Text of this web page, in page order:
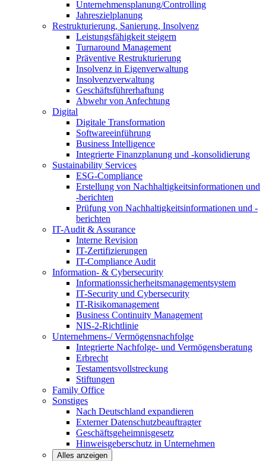
Unternehmensplanung/Controlling
Jahreszielplanung
Restrukturierung, Sanierung, Insolvenz
Leistungsfähigkeit steigern
Turnaround Management
Präventive Restrukturierung
Insolvenz in Eigenverwaltung
Insolvenzverwaltung
Geschäftsführerhaftung
Abwehr von Anfechtung
Digital
Digitale Transformation
Softwareeinführung
Business Intelligence
Integrierte Finanzplanung und -konsolidierung
Sustainability Services
ESG-Compliance
Erstellung von Nachhaltigkeitsinformationen und
-berichten
Prüfung von Nachhaltigkeitsinformationen und -
berichten
IT-Audit & Assurance
Interne Revision
IT-Zertifizierungen
IT-Compliance Audit
Information- & Cybersecurity
Informationssicherheitsmanagementsystem
IT-Security und Cybersecurity
IT-Risikomanagement
Business Continuity Management
NIS-2-Richtlinie
Unternehmens-/Vermögensnachfolge
Integrierte Nachfolge- und Vermögensberatung
Erbrecht
Testamentsvollstreckung
Stiftungen
Family Office
Sonstiges
Nach Deutschland expandieren
Externer Datenschutzbeauftragter
Geschäftsgeheimnisgesetz
Hinweisgeberschutz in Unternehmen
Alles anzeigen